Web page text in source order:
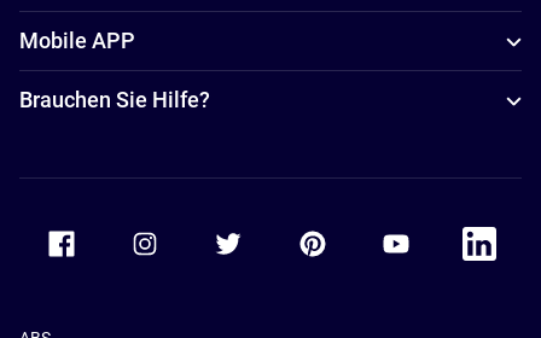
Mobile APP
Brauchen Sie Hilfe?
Accor Facebook Accor TwitterAccor PinterestAccor Youtube
Accor